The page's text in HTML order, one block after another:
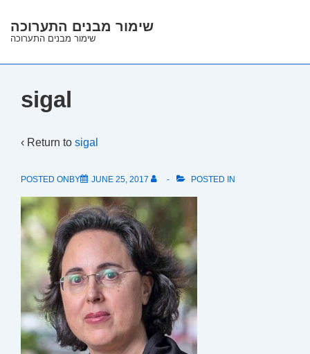
Skip
Main
שימור מבנים התערוכה
שימור מבנים התערוכה
sigal
‹ Return to sigal
POSTED ONBY JUNE 25, 2017 POSTED IN